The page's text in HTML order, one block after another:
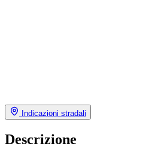
Indicazioni stradali
Descrizione